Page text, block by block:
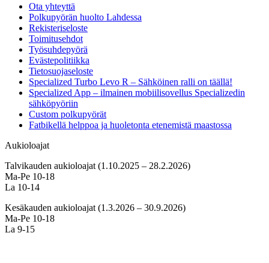
Ota yhteyttä
Polkupyörän huolto Lahdessa
Rekisteriseloste
Toimitusehdot
Työsuhdepyörä
Evästepolitiikka
Tietosuojaseloste
Specialized Turbo Levo R – Sähköinen ralli on täällä!
Specialized App – ilmainen mobiilisovellus Specializedin
sähköpyöriin
Custom polkupyörät
Fatbikellä helppoa ja huoletonta etenemistä maastossa
Aukioloajat
Talvikauden aukioloajat (1.10.2025 – 28.2.2026)
Ma-Pe 10-18
La 10-14
Kesäkauden aukioloajat (1.3.2026 – 30.9.2026)
Ma-Pe 10-18
La 9-15